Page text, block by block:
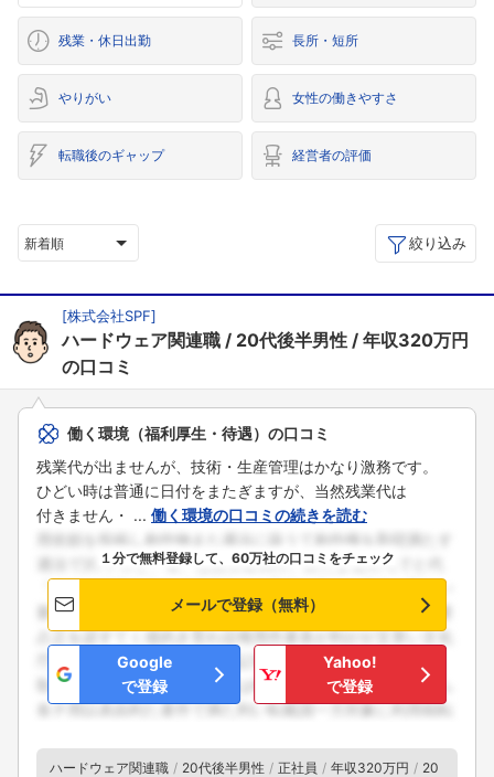
残業・休日出勤 長所・短所
やりがい 女性の働きやすさ
転職後のギャップ 経営者の評価
新着順 絞り込み
[株式会社SPF]
ハードウェア関連職 20代後半男性
年収320万円
の口コミ
働く環境（福利厚生・待遇）の口コミ
残業代が出ませんが、技術・生産管理はかなり激務です。
ひどい時は普通に日付をまたぎますが、当然残業代は
付きません・ ... 働く環境の口コミの続きを読む
１分で無料登録して、60万社の口コミをチェック
メールで登録（無料）
Google
で登録
Yahoo!
で登録
ハードウェア関連職 20代後半男性 正社員 年収320万円
20